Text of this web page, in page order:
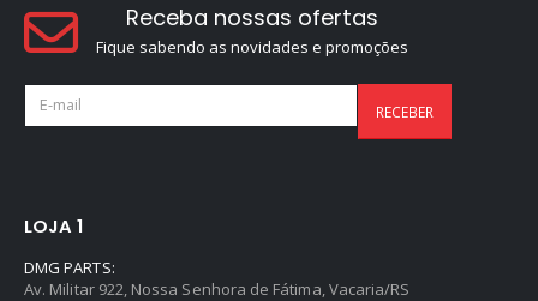
Receba nossas ofertas
Fique sabendo as novidades e promoções
LOJA 1
DMG PARTS:
Av. Militar 922, Nossa Senhora de Fátima, Vacaria/RS